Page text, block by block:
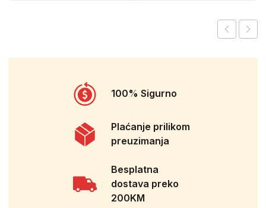
100% Sigurno
Plaćanje prilikom
preuzimanja
Besplatna
dostava preko
200KM